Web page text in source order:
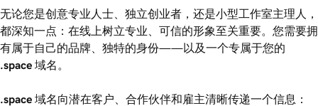
无论您是创意专业人士、独立创业者，还是小型工作室主理人，
都深知一点：在线上树立专业、可信的形象至关重要。您需要拥
有属于自己的品牌、独特的身份——以及一个专属于您的
.space 域名。
.space 域名向潜在客户、合作伙伴和雇主清晰传递一个信息：